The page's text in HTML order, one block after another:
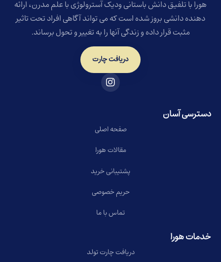
هورا با تلفیق دانش باستانی ودیک آسترولوژی با علم مدرن، ارائه
دهنده دانشی بروز شده است که می تواند آگاهی افراد تحت تاثیر
مثبت قرار داده و زندگی آنها را به تغییر و تحول برساند.
دریافت چارت
دسترسی آسان
صفحه اصلی
مقالات هورا
پشتیبانی خرید
حریم خصوصی
تماس با ما
خدمات هورا
دریافت چارت تولد